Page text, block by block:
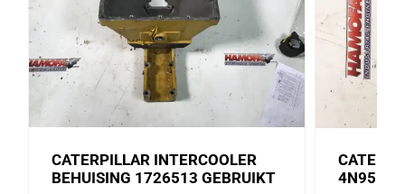
CATERPILLAR INTERCOOLER
BEHUISING 1726513 GEBRUIKT
4N9518